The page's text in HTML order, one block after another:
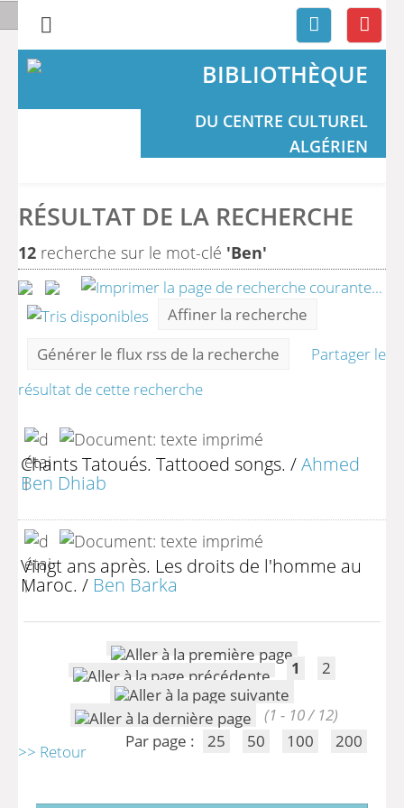
BIBLIOTHÈQUE
DU CENTRE CULTUREL
ALGÉRIEN
RÉSULTAT DE LA RECHERCHE
12 recherche sur le mot-clé 'Ben'
Affiner la recherche
Générer le flux rss de la recherche
Partager le
résultat de cette recherche
Chants Tatoués. Tattooed songs. /Ahmed
Ben Dhiab
Vingt ans après. Les droits de l'homme au
Maroc. / Ben Barka
1 2
(1 - 10 / 12)
Par page :
25 50 100 200
>> Retour